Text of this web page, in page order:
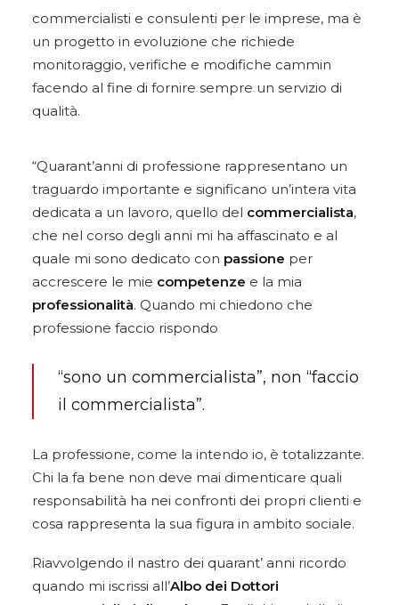
commercialisti e consulenti per le imprese, ma è
un progetto in evoluzione che richiede
monitoraggio, verifiche e modifiche cammin
facendo al fine di fornire sempre un servizio di
qualità.
“Quarant’anni di professione rappresentano un
traguardo importante e significano un’intera vita
dedicata a un lavoro, quello del commercialista,
che nel corso degli anni mi ha affascinato e al
quale mi sono dedicato con passione per
accrescere le mie competenze e la mia
professionalità. Quando mi chiedono che
professione faccio rispondo
“sono un commercialista”, non “faccio
il commercialista”.
La professione, come la intendo io, è totalizzante.
Chi la fa bene non deve mai dimenticare quali
responsabilità ha nei confronti dei propri clienti e
cosa rappresenta la sua figura in ambito sociale.
Riavvolgendo il nastro dei quarant’ anni ricordo
quando mi iscrissi all’Albo dei Dottori